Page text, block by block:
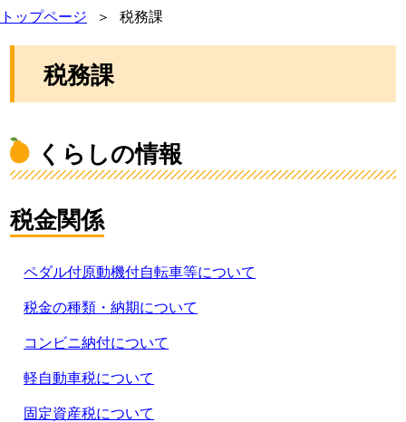
トップページ 税務課
税務課
くらしの情報
税金関係
ペダル付原動機付自転車等について
税金の種類・納期について
コンビニ納付について
軽自動車税について
固定資産税について